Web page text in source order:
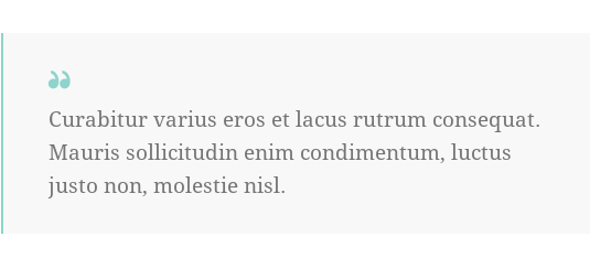
Curabitur varius eros et lacus rutrum consequat.
Mauris sollicitudin enim condimentum, luctus
justo non, molestie nisl.